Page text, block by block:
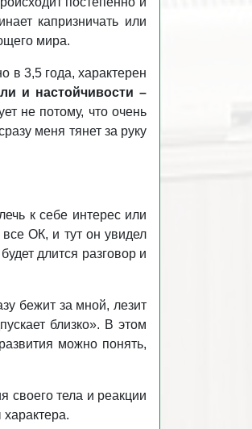
капризничать или
мира.
в 3,5 года, характерен
и настойчивости –
не потому, что очень
меня тянет за руку
к себе интерес или
ОК, и тут он увидел
длится разговор и
бежит за мной, лезит
близко». В этом
можно понять,
своего тела и реакции